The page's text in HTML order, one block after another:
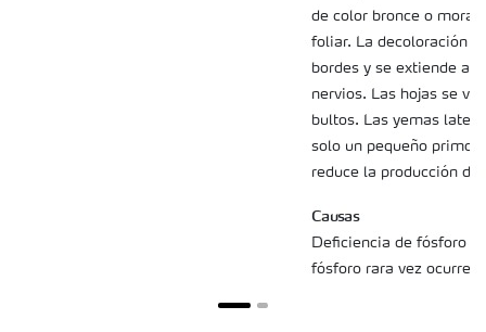
de color bronce o
foliar. La decoloración
bordes y se extiende a
nervios. Las hojas se
bultos. Las yemas
solo un pequeño
reduce la producción de
Causas
Deficiencia de fósforo
fósforo rara vez ocurre